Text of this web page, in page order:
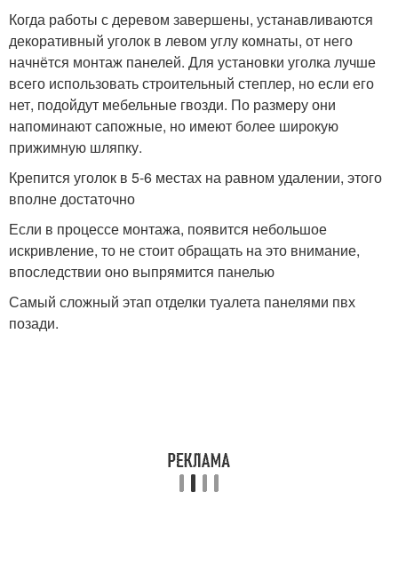
Когда работы с деревом завершены, устанавливаются
декоративный уголок в левом углу комнаты, от него
начнётся монтаж панелей. Для установки уголка лучше
всего использовать строительный степлер, но если его
нет, подойдут мебельные гвозди. По размеру они
напоминают сапожные, но имеют более широкую
прижимную шляпку.
Крепится уголок в 5-6 местах на равном удалении, этого
вполне достаточно
Если в процессе монтажа, появится небольшое
искривление, то не стоит обращать на это внимание,
впоследствии оно выпрямится панелью
Самый сложный этап отделки туалета панелями пвх
позади.